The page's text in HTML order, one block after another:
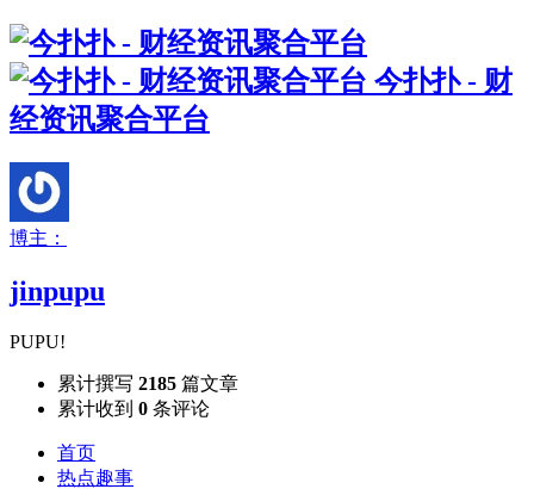
今扑扑 - 财
经资讯聚合平台
博主：
jinpupu
PUPU!
累计撰写 2185 篇文章
累计收到 0 条评论
首页
热点趣事